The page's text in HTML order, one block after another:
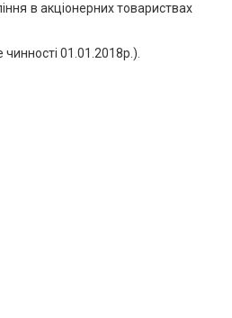
в акціонерних товариствах
01.01.2018р.).